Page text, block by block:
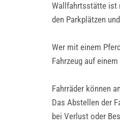
Wallfahrtsstätte ist
den Parkplätzen
Wer mit einem
Fahrzeug auf
Fahrräder können
Das Abstellen der
bei Verlust oder